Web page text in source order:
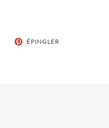
TWEETERÉPINGLER